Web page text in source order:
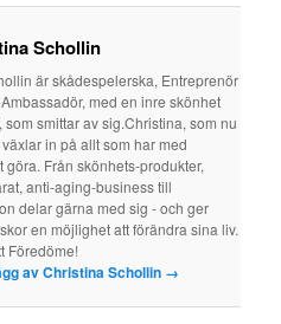
Schollin
är skådespelerska, Entreprenör
med en inre skönhet
som smittar av sig.Christina, som nu
in på allt som har med
göra. Från skönhets-produkter,
anti-aging-business till
delar gärna med sig - och ger
en möjlighet att förändra sina liv.
Föredöme!
av Christina Schollin →